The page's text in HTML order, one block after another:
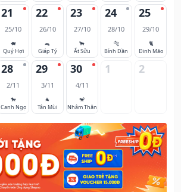
21
25/10
🐖
Quý Hợi
22
26/10
🐀
Giáp Tý
23
27/10
🐂
Ất Sửu
24
28/10
🐅
Bính Dần
25
29/10
🐈
Đinh Mão
28
2/11
🐎
Canh Ngọ
29
3/11
🐐
Tân Mùi
30
4/11
🐒
Nhâm Thân
1 2